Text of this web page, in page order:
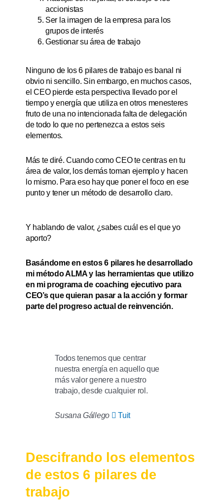
accionistas
Ser la imagen de la empresa para los
grupos de interés
Gestionar su área de trabajo
Ninguno de los 6 pilares de trabajo es banal ni
obvio ni sencillo. Sin embargo, en muchos casos,
el CEO pierde esta perspectiva llevado por el
tiempo y energía que utiliza en otros menesteres
fruto de una no intencionada falta de delegación
de todo lo que no pertenezca a estos seis
elementos.
Más te diré. Cuando como CEO te centras en tu
área de valor, los demás toman ejemplo y hacen
lo mismo. Para eso hay que poner el foco en ese
punto y tener un método de desarrollo claro.
Y hablando de valor, ¿sabes cuál es el que yo
aporto?
Basándome en estos 6 pilares he desarrollado
mi método ALMA y las herramientas que utilizo
en mi programa de coaching ejecutivo para
CEO’s que quieran pasar a la acción y formar
parte del progreso actual de reinvención.
Todos tenemos que centrar
nuestra energía en aquello que
más valor genere a nuestro
trabajo, desde cualquier rol.
Susana Gállego Tuit
Descifrando los elementos
de estos 6 pilares de
trabajo